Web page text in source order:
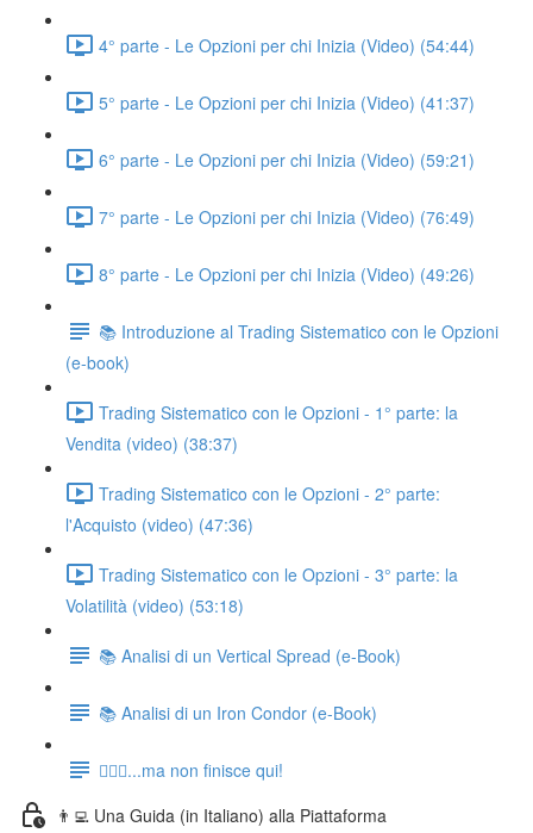
4° parte - Le Opzioni per chi Inizia (Video) (54:44)
5° parte - Le Opzioni per chi Inizia (Video) (41:37)
6° parte - Le Opzioni per chi Inizia (Video) (59:21)
7° parte - Le Opzioni per chi Inizia (Video) (76:49)
8° parte - Le Opzioni per chi Inizia (Video) (49:26)
📚 Introduzione al Trading Sistematico con le Opzioni
(e-book)
Trading Sistematico con le Opzioni - 1° parte: la
Vendita (video) (38:37)
Trading Sistematico con le Opzioni - 2° parte:
l'Acquisto (video) (47:36)
Trading Sistematico con le Opzioni - 3° parte: la
Volatilità (video) (53:18)
📚 Analisi di un Vertical Spread (e-Book)
📚 Analisi di un Iron Condor (e-Book)
🏃🏻‍♂️...ma non finisce qui!
👨‍💻 Una Guida (in Italiano) alla Piattaforma